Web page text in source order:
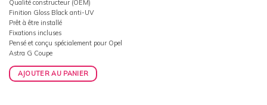
initial
était :
201,00€.
actuel
est :
Qualité constructeur (OEM)
Finition Gloss Black anti-UV
Prêt à être installé
Fixations incluses
Pensé et conçu spécialement pour Opel
Astra G Coupe
AJOUTER AU PANIER